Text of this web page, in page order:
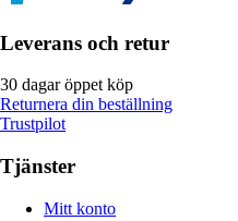
Leverans och retur
30 dagar öppet köp
Returnera din beställning
Trustpilot
Tjänster
Mitt konto